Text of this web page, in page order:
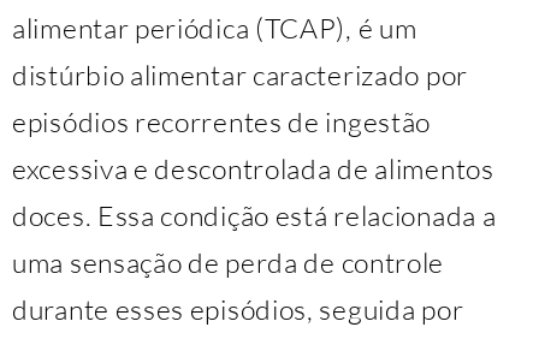
alimentar periódica (TCAP), é um
distúrbio alimentar caracterizado por
episódios recorrentes de ingestão
excessiva e descontrolada de alimentos
doces. Essa condição está relacionada a
uma sensação de perda de controle
durante esses episódios, seguida por